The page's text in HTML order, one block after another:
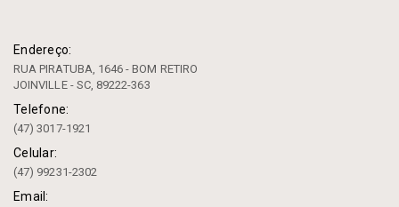
Endereço:
RUA PIRATUBA, 1646 - BOM RETIRO
JOINVILLE - SC, 89222-363
Telefone:
(47) 3017-1921
Celular:
(47) 99231-2302
Email: